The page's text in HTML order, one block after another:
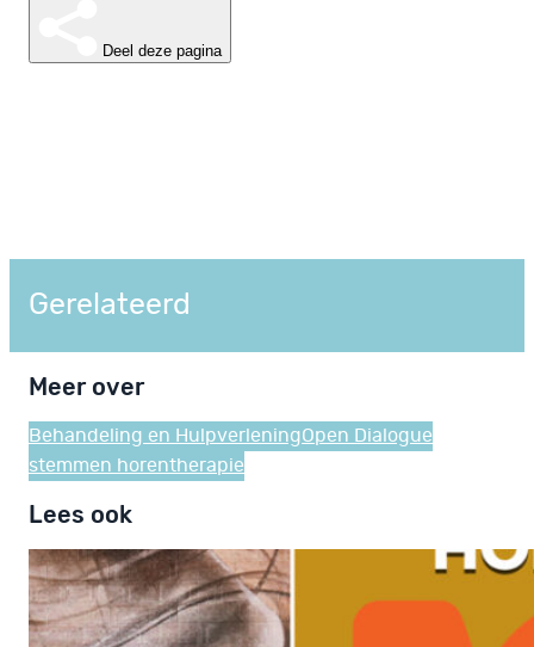
Deel deze pagina
Gerelateerd
Meer over
Behandeling en HulpverleningOpen Dialogue
stemmen horentherapie
Lees ook